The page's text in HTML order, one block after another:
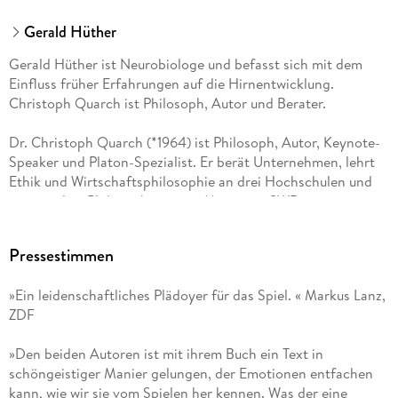
Gerald Hüther
Gerald Hüther ist Neurobiologe und befasst sich mit dem
Einfluss früher Erfahrungen auf die Hirnentwicklung.
Christoph Quarch ist Philosoph, Autor und Berater.
Dr. Christoph Quarch (*1964) ist Philosoph, Autor, Keynote-
Speaker und Platon-Spezialist. Er berät Unternehmen, lehrt
Ethik und Wirtschaftsphilosophie an drei Hochschulen und
veranstaltet Philosophiereisen. Mit seiner SWR-
Publikum. Im Jahr 2020 initiierte und gründete er die neue
eines geistigen Paradigmas für das digitale Zeitalter.
Christoph Quarch lebt mit seiner Familie in Fulda. www.
Pressestimmen
»Ein leidenschaftliches Plädoyer für das Spiel. « Markus Lanz,
ZDF
»Den beiden Autoren ist mit ihrem Buch ein Text in
schöngeistiger Manier gelungen, der Emotionen entfachen
kann, wie wir sie vom Spielen her kennen. Was der eine